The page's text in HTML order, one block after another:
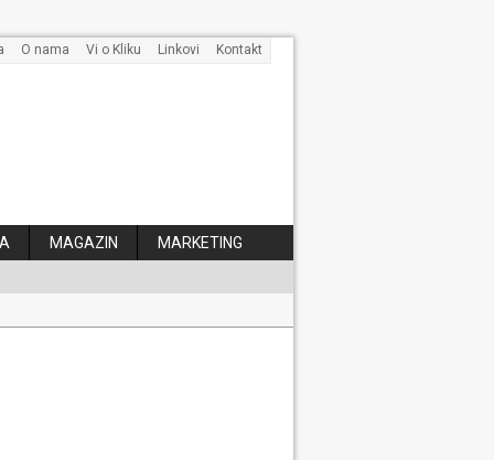
O nama Vi o Kliku Linkovi Kontakt
MAGAZIN MARKETING